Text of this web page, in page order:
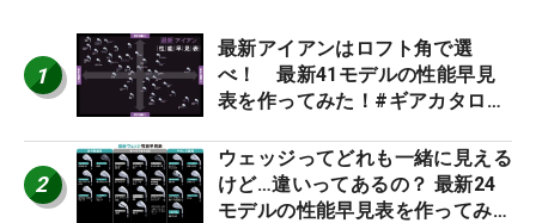
1
最新アイアンはロフト角で選
べ！ 最新41モデルの性能早見
表を作ってみた！#ギアカタログ
2
ウェッジってどれも一緒に見える
けど…違いってあるの？ 最新24
モデルの性能早見表を作ってみ